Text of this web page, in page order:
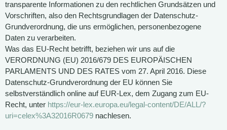
transparente Informationen zu den rechtlichen Grundsätzen und
Vorschriften, also den Rechtsgrundlagen der Datenschutz-
Grundverordnung, die uns ermöglichen, personenbezogene
Daten zu verarbeiten.
Was das EU-Recht betrifft, beziehen wir uns auf die
VERORDNUNG (EU) 2016/679 DES EUROPÄISCHEN
PARLAMENTS UND DES RATES vom 27. April 2016. Diese
Datenschutz-Grundverordnung der EU können Sie
selbstverständlich online auf EUR-Lex, dem Zugang zum EU-
Recht, unter https://eur-lex.europa.eu/legal-content/DE/ALL/?
uri=celex%3A32016R0679 nachlesen.